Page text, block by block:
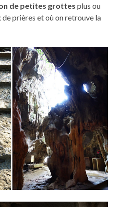
de petites grottes plus ou
de prières et où on retrouve la